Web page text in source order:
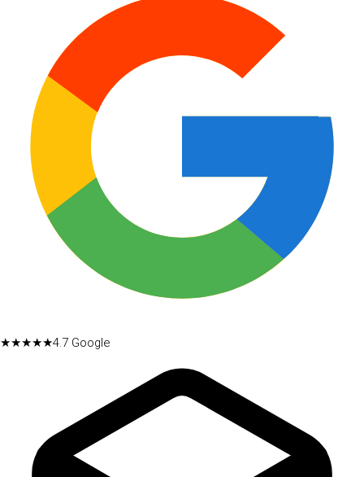
★★★★★4.7 Google